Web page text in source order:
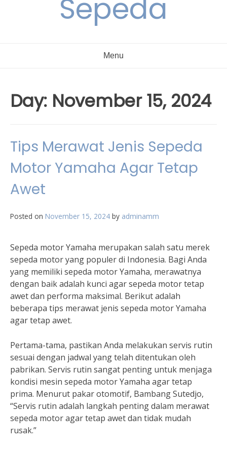
Sepeda
Menu
Day: November 15, 2024
Tips Merawat Jenis Sepeda
Motor Yamaha Agar Tetap
Awet
Posted on November 15, 2024 by adminamm
Sepeda motor Yamaha merupakan salah satu merek
sepeda motor yang populer di Indonesia. Bagi Anda
yang memiliki sepeda motor Yamaha, merawatnya
dengan baik adalah kunci agar sepeda motor tetap
awet dan performa maksimal. Berikut adalah
beberapa tips merawat jenis sepeda motor Yamaha
agar tetap awet.
Pertama-tama, pastikan Anda melakukan servis rutin
sesuai dengan jadwal yang telah ditentukan oleh
pabrikan. Servis rutin sangat penting untuk menjaga
kondisi mesin sepeda motor Yamaha agar tetap
prima. Menurut pakar otomotif, Bambang Sutedjo,
“Servis rutin adalah langkah penting dalam merawat
sepeda motor agar tetap awet dan tidak mudah
rusak.”